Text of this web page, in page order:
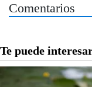
Comentarios